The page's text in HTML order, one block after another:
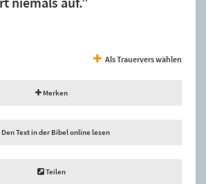
Als Trauervers wählen
Merken
Den Text in der Bibel online lesen
Teilen